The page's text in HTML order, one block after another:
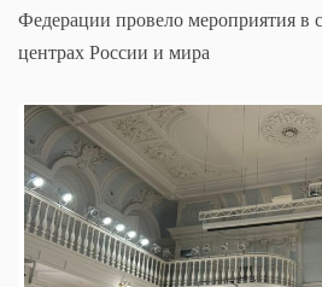
Федерации провело мероприятия в
центрах России и мира